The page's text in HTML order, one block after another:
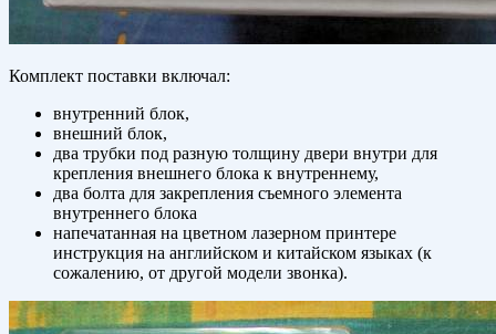
Комплект поставки включал:
внутренний блок,
внешний блок,
два трубки под разную толщину двери внутри для
крепления внешнего блока к внутреннему,
два болта для закрепления съемного элемента
внутреннего блока
напечатанная на цветном лазерном принтере
инструкция на английском и китайском языках (к
сожалению, от другой модели звонка).